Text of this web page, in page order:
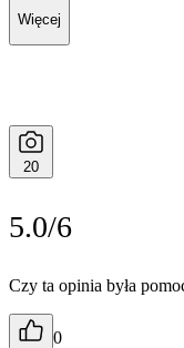
Więcej
20
5.0/6
Czy ta opinia była
0